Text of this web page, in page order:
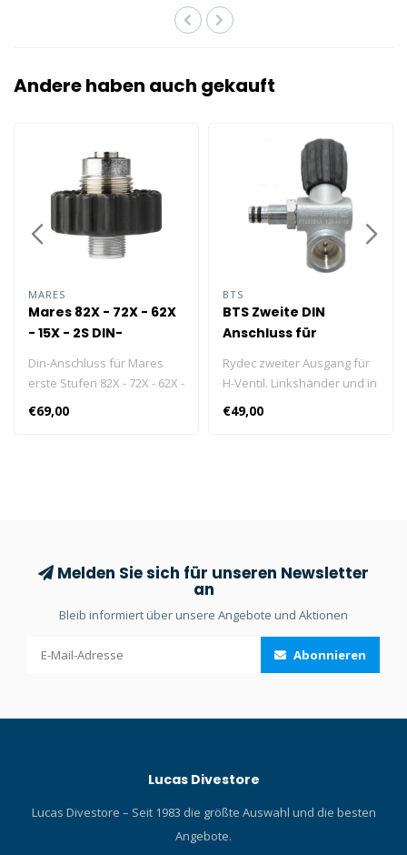
Andere haben auch gekauft
MARES
Mares 82X - 72X - 62X
- 15X - 2S DIN-
Din-Anschluss für Mares
erste Stufen 82X - 72X - 62X -
15X - 2S
€69,00
BTS
BTS Zweite DIN
Anschluss für
Rydec zweiter Ausgang für
H-Ventil. Linkshänder und in
verschiedenen
Ausführungen erhältlich.
€49,00
Melden Sie sich für unseren Newsletter
an
Bleib informiert über unsere Angebote und Aktionen
Abonnieren
Lucas Divestore
Lucas Divestore – Seit 1983 die größte Auswahl und die besten
Angebote.